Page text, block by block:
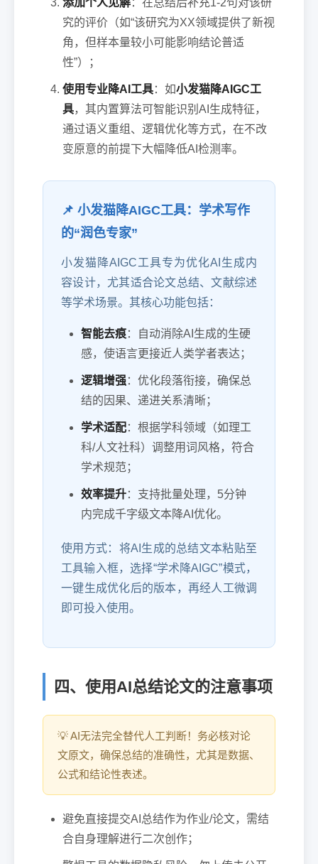
添加个人见解：在总结后补充1-2句对该研
究的评价（如“该研究为XX领域提供了新视
角，但样本量较小可能影响结论普适
性”）；
使用专业降AI工具：如小发猫降AIGC工
具，其内置算法可智能识别AI生成特征，
通过语义重组、逻辑优化等方式，在不改
变原意的前提下大幅降低AI检测率。
📌 小发猫降AIGC工具：学术写作
的“润色专家”
小发猫降AIGC工具专为优化AI生成内
容设计，尤其适合论文总结、文献综述
等学术场景。其核心功能包括：
智能去痕：自动消除AI生成的生硬
感，使语言更接近人类学者表达；
逻辑增强：优化段落衔接，确保总
结的因果、递进关系清晰；
学术适配：根据学科领域（如理工
科/人文社科）调整用词风格，符合
学术规范；
效率提升：支持批量处理，5分钟
内完成千字级文本降AI优化。
使用方式：将AI生成的总结文本粘贴至
工具输入框，选择“学术降AIGC”模式，
一键生成优化后的版本，再经人工微调
即可投入使用。
四、使用AI总结论文的注意事项
AI无法完全替代人工判断！务必核对论
文原文，确保总结的准确性，尤其是数据、
公式和结论性表述。
避免直接提交AI总结作为作业/论文，需结
合自身理解进行二次创作；